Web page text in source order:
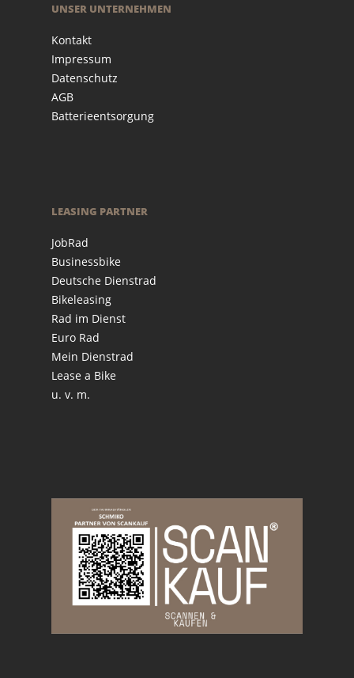
UNSER UNTERNEHMEN
Kontakt
Impressum
Datenschutz
AGB
Batterieentsorgung
LEASING PARTNER
JobRad
Businessbike
Deutsche Dienstrad
Bikeleasing
Rad im Dienst
Euro Rad
Mein Dienstrad
Lease a Bike
u. v. m.